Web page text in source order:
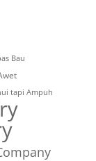
Bau
tapi Ampuh